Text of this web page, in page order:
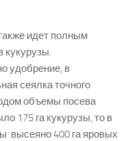
идет полным
кукурузы.
удобрение, в
сеялка точного
объемы посева
175 га кукурузы, то в
высеяно 400 га яровых